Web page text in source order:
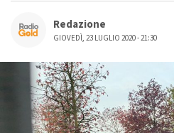
Redazione
GIOVEDÌ, 23 LUGLIO 2020 - 21:30